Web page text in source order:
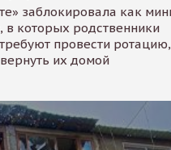
заблокировала как
в которых родственники
провести
их домой